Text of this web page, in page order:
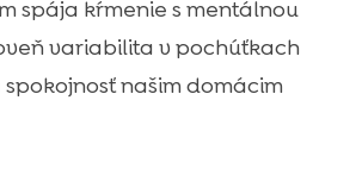
spája kŕmenie s mentálnou
variabilita v pochúťkach
našim domácim